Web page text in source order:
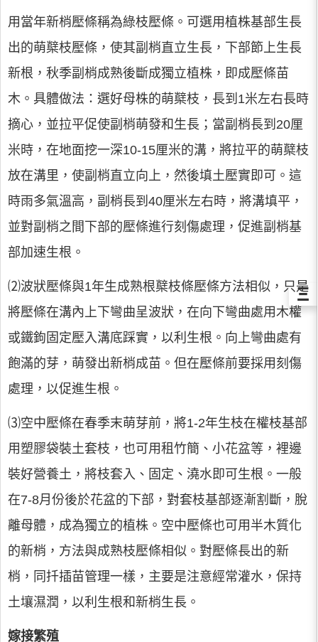
用當年新梢壓條稱為綠枝壓條。可選用植株基部生長
出的萌櫱枝壓條，使其副梢直立生長，下部節上生長
新根，秋季副梢成熟後斷成獨立植株，即成壓條苗
木。具體做法：選好母株的萌櫱枝，長到1米左右長時
摘心，並拉平促使副梢萌發和生長；當副梢長到20厘
米時，在地面挖一深10-15厘米的溝，將拉平的萌櫱枝
放在溝里，使副梢直立向上，然後填土壓實即可。這
時雨多氣溫高，副梢長到40厘米左右時，將溝填平，
並對副梢之間下部的壓條進行刻傷處理，促進副梢基
部加速生根。
⑵波狀壓條與1年生成熟根櫱枝條壓條方法相似，只是
將壓條在溝內上下彎曲呈波狀，在向下彎曲處用木權
或鐵鉤固定壓入溝底踩實，以利生根。向上彎曲處有
飽滿的芽，萌發出新梢成苗。但在壓條前要採用刻傷
處理，以促進生根。
⑶空中壓條在春季末萌芽前，將1-2年生枝在權枝基部
用塑膠袋裝土套枝，也可用租竹簡、小花盆等，裡邊
裝好營養土，將枝套入、固定、澆水即可生根。一般
在7-8月份後於花盆的下部，對套枝基部逐漸割斷，脫
離母體，成為獨立的植株。空中壓條也可用半木質化
的新梢，方法與成熟枝壓條相似。對壓條長出的新
梢，同扦插苗管理一樣，主要是注意經常灌水，保持
土壤濕潤，以利生根和新梢生長。
嫁接繁殖
Ξ